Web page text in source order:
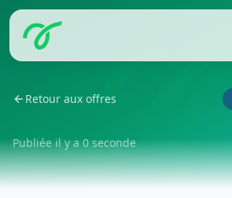
Retour aux offres
Publiée il y a 0 seconde